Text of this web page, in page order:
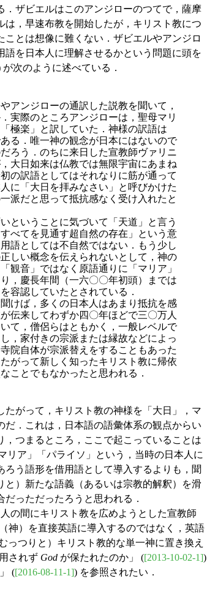
ザビエルはこのアンジローのつてで，薩摩
，早速布教を開始したが，キリスト教につ
とは想像に難くない．ザビエルやアンジロ
を日本人に理解させるかという問題に頭を
次のように述べている．
アンジローの通訳した説教を聞いて，
実際のところアンジローは，聖母マリ
極楽」と訳していた．神様の訳語は
る．唯一神の観念が日本にはないので
ろう．のちに来日した宣教師ヴァリニ
大日如来は仏教では無限宇宙にあまね
の訳語としてはそれなりに筋が通って
に「大日を拝みなさい」と呼びかけた
派だと思って抵抗感なく受け入れたと
ということに気づいて「天道」と言う
べてを見通す超自然の存在」という意
語としては不自然ではない．もう少し
しい概念を伝えられないとして，神の
観音」ではなく原語通りに「マリア」
，慶長年間（一六〇〇年初頭）までは
容認していたとされている．
けば，多くの日本人はあまり抵抗を感
伝来してわずか四〇年ほどで三〇万人
て，僧侶らはともかく，一般レベルで
，家付きの宗派または縁故などによっ
院自体が宗派替えをすることもあった
がって新しく知ったキリスト教に帰依
ことでもなかったと思われる．
がって，キリスト教の神様を「大日」，マ
．これは，日本語の語彙体系の観点からい
つまるところ，ここで起こっていることは
リア」「パライソ」という，当時の日本人に
う語形を借用語として導入するよりも，聞
）新たな語義（あるいは宗教的解釈）を滑
っただったろうと思われる．
の間にキリスト教を広めようとした宣教師
（神）を直接英語に導入するのではなく，英語
っつりと）キリスト教的な単一神に置き換え
されず God が保たれたのか」 ([2013-10-02-1])
([2016-08-11-1]) を参照されたい．